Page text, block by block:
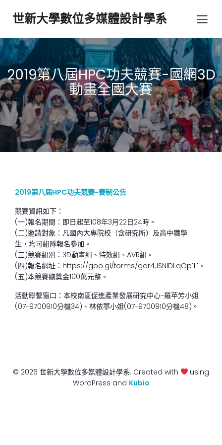
世新大學數位多媒體設計學系
2019第八屆HPC功夫競賽-國網3D
動畫全國大賽
2019第八屆HPC功夫競賽-賽制公告
競賽資訊如下：
(一)報名期間：即日起至108年3月22日24時。
(二)邀請對象：凡國內大專院校（含研究所）及高中職學
生，均可組隊報名參加。
(三)競賽組別：3D動畫組、特效組、AVR組。
(四)報名網址：https://goo.gl/forms/gar4JSNlDLqOp1Ii1。
(五)本競賽總獎金100萬元整。
活動聯繫窗口：本校南區促進產業發展研究中心-羅苹芳小姐
(07-9700910分機34)、林依葶小姐(07-9700910分機48)。
© 2026 世新大學數位多媒體設計學系. Created with
using
WordPress and Kubio